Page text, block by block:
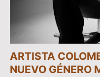
ARTISTA
NUEVO GÉNERO